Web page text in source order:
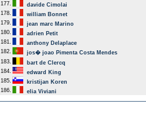
177.
davide Cimolai
178.
william Bonnet
179.
jean marc Marino
180.
adrien Petit
181.
anthony Delaplace
182.
jos� joao Pimenta Costa Mendes
183.
bart de Clercq
184.
edward King
185.
kristijan Koren
186.
elia Viviani